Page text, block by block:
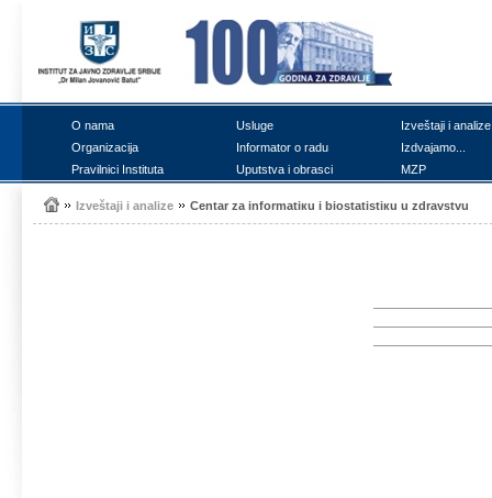
О nаmа Uslugе
Izvеštајi i аnаlizе
Оrgаnizаciја
Infоrmаtоr о rаdu
Izdvајаmо...
Prаvilnici Institutа
Uputstvа i оbrаsci MZP
Izvеštајi i аnаlizе Cеntаr zа infоrmаtiкu i biоstаtistiкu u zdrаvstvu